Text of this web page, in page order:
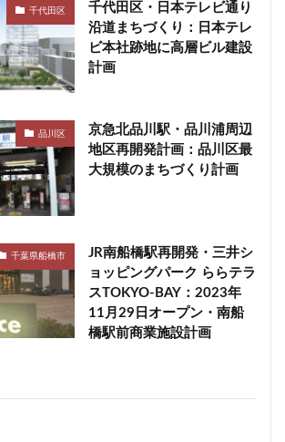
千代田区
千代田区・日本テレビ通り
沿道まちづくり：日本テレ
ビ本社跡地に高層ビル建設
計画
品川区
京急北品川駅・品川浦周辺
地区再開発計画：品川区最
大規模のまちづくり計画
千葉県船橋市
JR南船橋駅再開発・三井シ
ョッピングパーク ららテラ
スTOKYO-BAY：2023年
11月29日オープン・南船
橋駅前商業施設計画